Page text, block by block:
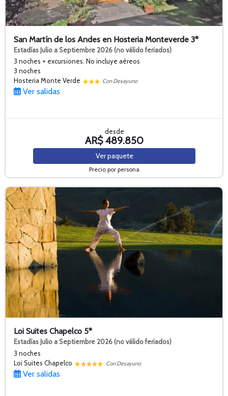
San Martín de los Andes en Hosteria Monteverde 3*
Estadías Julio a Septiembre 2026 (no válido feriados)
3 noches + excursiones. No incluye aéreos
3 noches
Hosteria Monte Verde
Con Desayuno
Ver salidas
desde
AR$ 489.850
Verpaquete
Precio por persona
Loi Suites Chapelco 5*
Estadías Julio a Septiembre 2026 (no válido feriados)
3 noches
Loi Suites Chapelco
Con Desayuno
Ver salidas